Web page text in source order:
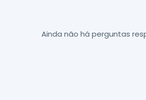
Ainda não há perguntas